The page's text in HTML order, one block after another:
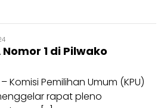
Nomor 1 di Pilwako
Komisi Pemilihan Umum (KPU)
rapat pleno